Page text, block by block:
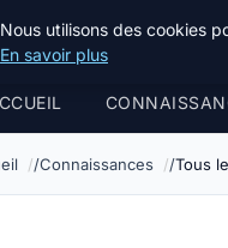
Telemarketing
Connaissances Tous
Nous utilisons des cookies
En savoir plus